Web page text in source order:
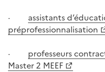
· assistants
préprofessionnalisation
· professeurs
Master 2 MEEF